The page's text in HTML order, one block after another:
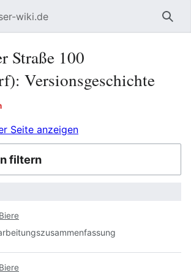
wiki.de
Straße 100
Versionsgeschichte
Seite anzeigen
filtern